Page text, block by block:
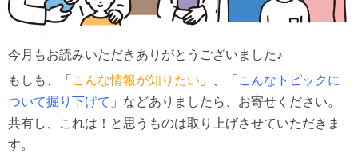
今月もお読みいただきありがとうございました♪
もしも、「 こんな情報が知りたい 」、「 こんなトピックに
ついて掘り下げて 」などありましたら、お寄せください。
共有し、これは！と思うものは取り上げさせていただきま
す。